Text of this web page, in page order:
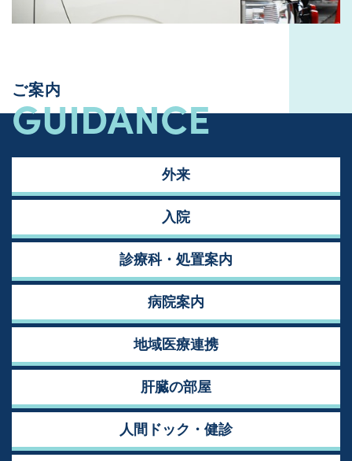
ご案内
GUIDANCE
外来
入院
診療科・処置案内
病院案内
地域医療連携
肝臓の部屋
人間ドック・健診